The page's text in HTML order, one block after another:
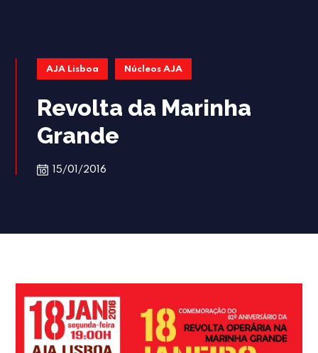
AJA Lisboa Núcleos AJA
Revolta da Marinha
Grande
15/01/2016